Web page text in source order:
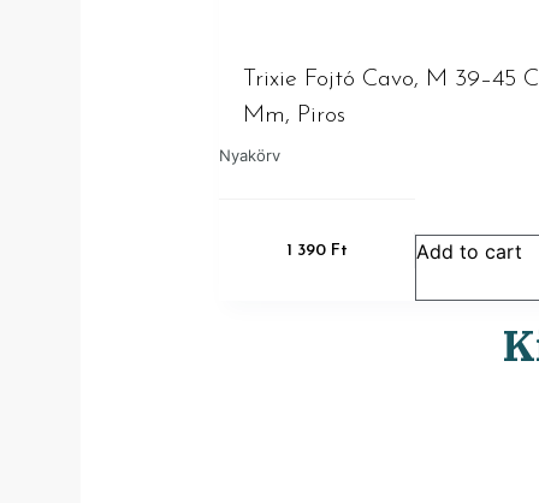
Trixie Fojtó Cavo, M 39–45
Mm, Piros
Nyakörv
1 390 Ft Add to cart